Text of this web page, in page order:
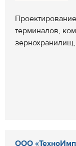
терминалов,
ООО